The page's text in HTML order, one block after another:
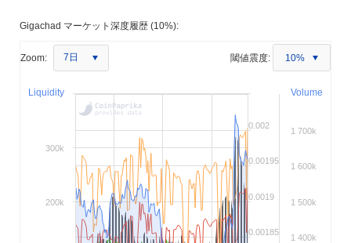
Gigachad マーケット深度履歴 (10%):
Zoom: 7日 閾値震度: 10%
Volume
Liquidity
0.00185
0.0019
0.00195
0.002
1 400k
1 500k
1 600k
1 700k
200k
300k